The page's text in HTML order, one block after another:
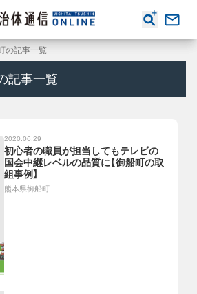
の記事一覧
の記事一覧
2020.06.29
初心者の職員が担当してもテレビの
国会中継レベルの品質に【御船町の取
組事例】
熊本県御船町